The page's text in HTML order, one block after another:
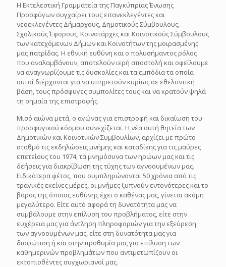
Η Εκτελεστική Γραμματεία της Παγκύπριας Ένωσης
Προσφύγων συγχαίρει τους επανεκλεγέντες και
νεοεκλεγέντες Δήμαρχους, Δημοτικούς Σύμβουλους,
Σχολικούς Έφορους, Κοινοτάρχες και Κοινοτικούς Σύμβουλους
των κατεχόμενων Δήμων και Κοινοτήτων της μοιρασμένης
μας πατρίδας. Η εθνική ευθύνη και ο πολυσήμαντος ρόλος
που αναλαμβάνουν, αποτελούν ιερή αποστολή και οφείλουμε
να αναγνωρίζουμε τις δυσκολίες και τα εμπόδια τα οποία
αυτοί διέρχονται για να υπηρετούν κυρίως σε εθελοντική
βάση, τους πρόσφυγες συμπολίτες τους και να κρατούν ψηλά
τη σημαία της επιστροφής.
Μισό αιώνα μετά, ο αγώνας για επιστροφή και δικαίωση του
προσφυγικού κόσμου συνεχίζεται. Η νέα αυτή θητεία των
Δημοτικών και Κοινοτικών Συμβουλίων, αρχίζει με πρώτο
σταθμό τις εκδηλώσεις μνήμης και καταδίκης για τις μαύρες
επετείους του 1974, τα μνημόσυνα των ηρώων μας και τις
δεήσεις για διακρίβωση της τύχης των αγνοουμένων μας.
Ειδικότερα φέτος, που συμπληρώνονται 50 χρόνια από τις
τραγικές εκείνες μέρες, οι μνήμες ξυπνούν εντονότερες και το
βάρος της όποιας ευθύνης έχει ο καθένας μας, γίνεται ακόμη
μεγαλύτερο. Είτε αυτό αφορά τη δυνατότητα μας να
συμβάλουμε στην επίλυση του προβλήματος, είτε στην
ευχέρεια μας για άντληση πληροφοριών για την εξεύρεση
των αγνοουμένων μας, είτε στη δυνατότητα μας για
διαφώτιση ή και στην προθυμία μας για επίλυση των
καθημερινών προβλημάτων που αντιμετωπίζουν οι
εκτοπισθέντες συγχωριανοί μας.